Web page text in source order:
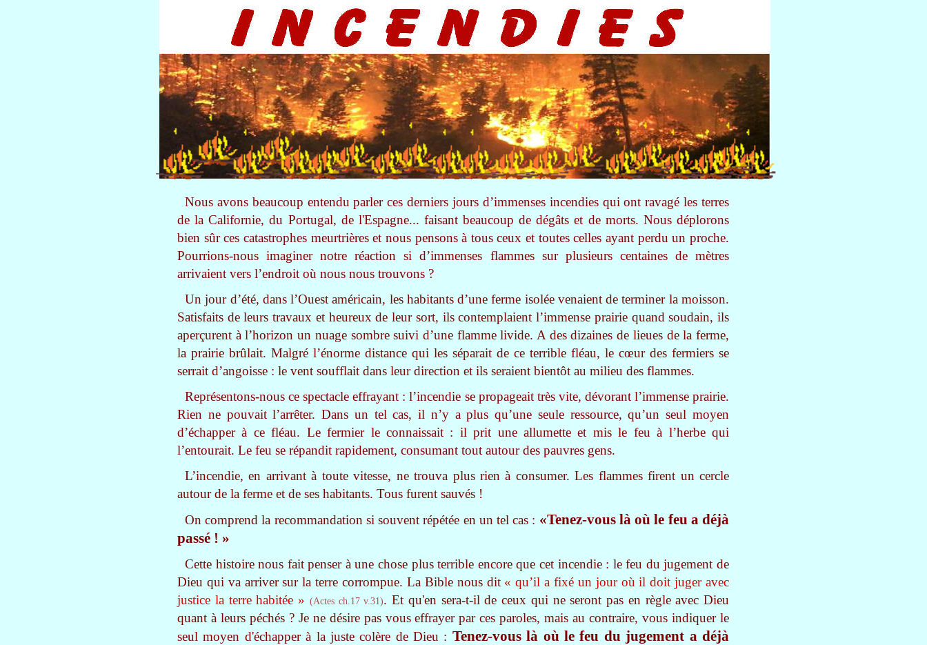
Nous avons beaucoup entendu parler ces derniers jours d’immenses incendies qui ont ravagé les terres
de la Californie, du Portugal, de l'Espagne... faisant beaucoup de dégâts et de morts. Nous déplorons
bien sûr ces catastrophes meurtrières et nous pensons à tous ceux et toutes celles ayant perdu un proche.
Pourrions-nous imaginer notre réaction si d’immenses flammes sur plusieurs centaines de mètres
arrivaient vers l’endroit où nous nous trouvons ?
Un jour d’été, dans l’Ouest américain, les habitants d’une ferme isolée venaient de terminer la moisson.
Satisfaits de leurs travaux et heureux de leur sort, ils contemplaient l’immense prairie quand soudain, ils
aperçurent à l’horizon un nuage sombre suivi d’une flamme livide. A des dizaines de lieues de la ferme,
la prairie brûlait. Malgré l’énorme distance qui les séparait de ce terrible fléau, le cœur des fermiers se
serrait d’angoisse : le vent soufflait dans leur direction et ils seraient bientôt au milieu des flammes.
Représentons-nous ce spectacle effrayant : l’incendie se propageait très vite, dévorant l’immense prairie.
Rien ne pouvait l’arrêter. Dans un tel cas, il n’y a plus qu’une seule ressource, qu’un seul moyen
d’échapper à ce fléau. Le fermier le connaissait : il prit une allumette et mis le feu à l’herbe qui
l’entourait. Le feu se répandit rapidement, consumant tout autour des pauvres gens.
L’incendie, en arrivant à toute vitesse, ne trouva plus rien à consumer. Les flammes firent un cercle
autour de la ferme et de ses habitants. Tous furent sauvés !
On comprend la recommandation si souvent répétée en un tel cas : «Tenez-vous là où le feu a déjà
passé ! »
Cette histoire nous fait penser à une chose plus terrible encore que cet incendie : le feu du jugement de
Dieu qui va arriver sur la terre corrompue. La Bible nous dit « qu’il a fixé un jour où il doit juger avec
justice la terre habitée » (Actes ch.17 v.31). Et qu'en sera-t-il de ceux qui ne seront pas en règle avec Dieu
quant à leurs péchés ? Je ne désire pas vous effrayer par ces paroles, mais au contraire, vous indiquer le
seul moyen d'échapper à la juste colère de Dieu : Tenez-vous là où le feu du jugement a déjà